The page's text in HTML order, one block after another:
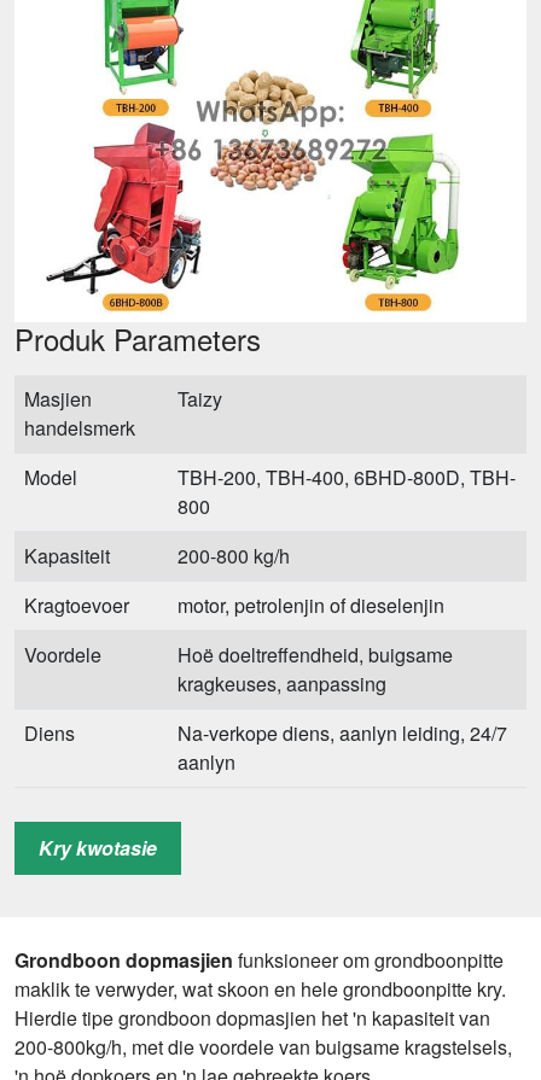
Produk Parameters
Masjien
handelsmerk
Taizy
Model
TBH-200, TBH-400, 6BHD-800D, TBH-
800
Kapasiteit
200-800 kg/h
Kragtoevoer
motor, petrolenjin of dieselenjin
Voordele
Hoë doeltreffendheid, buigsame
kragkeuses, aanpassing
Diens
Na-verkope diens, aanlyn leiding, 24/7
aanlyn
Kry kwotasie
Grondboon dopmasjien funksioneer om grondboonpitte
maklik te verwyder, wat skoon en hele grondboonpitte kry.
Hierdie tipe grondboon dopmasjien het 'n kapasiteit van
200-800kg/h, met die voordele van buigsame kragstelsels,